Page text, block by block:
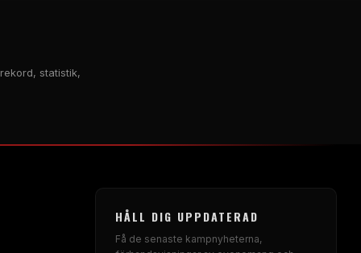
statistik,
HÅLL DIG UPPDATERAD
Få de senaste kampnyheterna,